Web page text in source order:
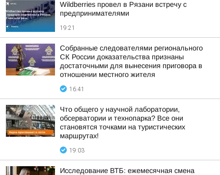
Wildberries провел в Рязани встречу с
предпринимателями
19:21
Собранные следователями регионального
СК России доказательства признаны
достаточными для вынесения приговора в
отношении местного жителя
16:41
Что общего у научной лаборатории,
обсерватории и технопарка? Все они
становятся точками на туристических
маршрутах!
19:03
Исследование ВТБ: ежемесячная смена